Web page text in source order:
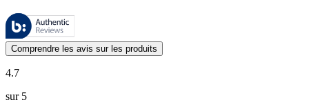
Ces évaluations sont gérées par Bazaarvoice et sont conformes à la
Les avis des clients exprimés sous forme d'évaluations de produits
Comprendre les avis sur les produits
4.7
sur 5